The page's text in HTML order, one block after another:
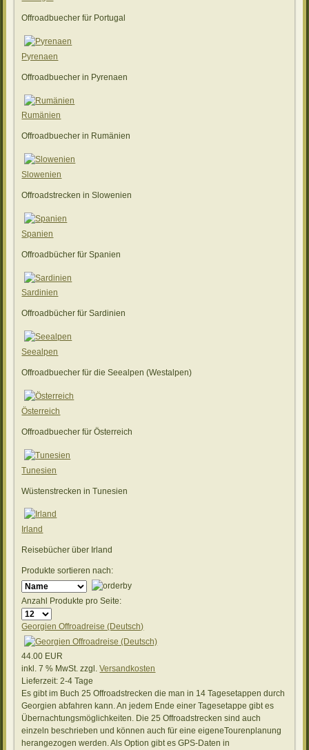
Offroadbuecher für Portugal
Pyrenaen
Offroadbuecher in Pyrenaen
Rumänien
Offroadbuecher in Rumänien
Slowenien
Offroadstrecken in Slowenien
Spanien
Offroadbücher für Spanien
Sardinien
Offroadbücher für Sardinien
Seealpen
Offroadbuecher für die Seealpen (Westalpen)
Österreich
Offroadbuecher für Österreich
Tunesien
Wüstenstrecken in Tunesien
Irland
Reisebücher über Irland
Produkte sortieren nach:
Anzahl Produkte pro Seite:
Georgien Offroadreise (Deutsch)
44.00 EUR
inkl. 7 % MwSt. zzgl.Versandkosten
Lieferzeit:2-4 Tage
Es gibt im Buch 25 Offroadstrecken die man in 14 Tagesetappen durch
Georgien abfahren kann. An jedem Ende einer Tagesetappe gibt es
Übernachtungsmöglichkeiten. Die 25 Offroadstrecken sind auch
einzeln beschrieben und können auch für eine eigeneTourenplanung
herangezogen werden. Als Option gibt es GPS-Daten in